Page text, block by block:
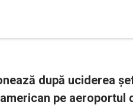
după uciderea
pe aeroportul